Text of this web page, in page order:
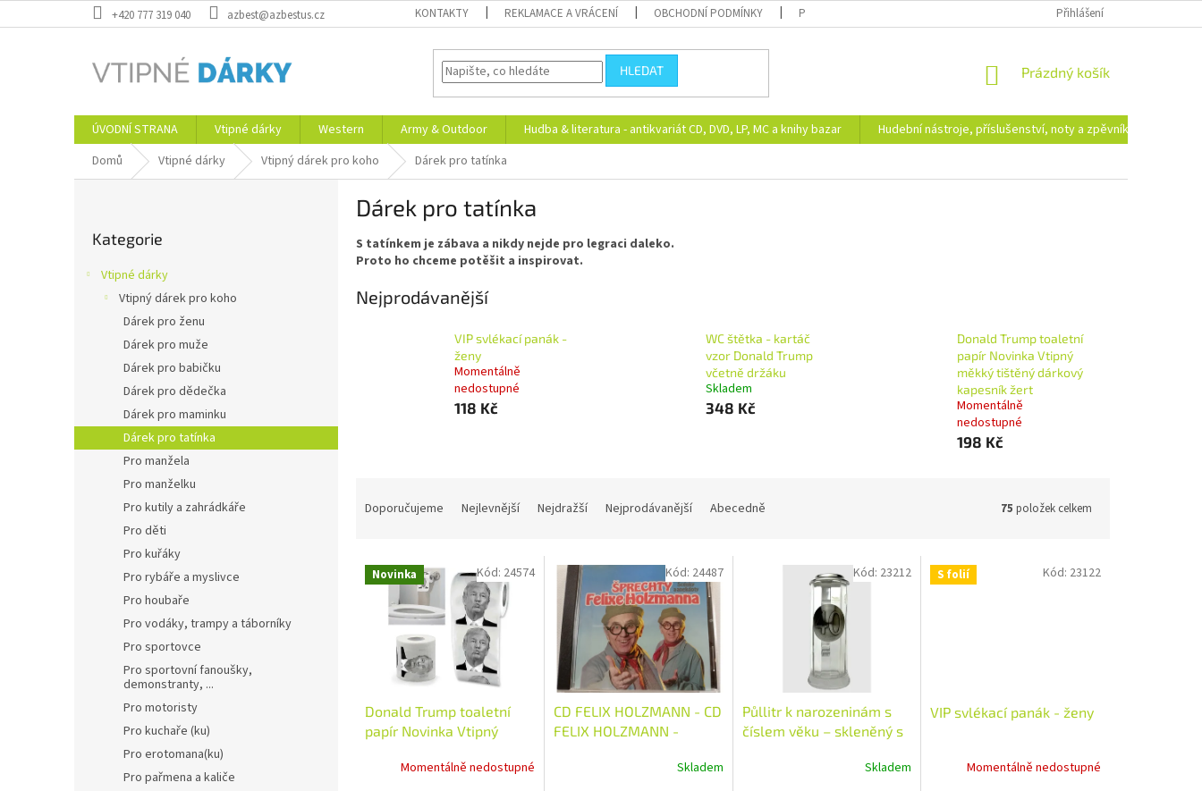
na
+420 777 319 040 azbest@azbestus.cz KONTAKTY REKLAMACE A VRÁCENÍ OBCHODNÍ PODMÍNKY PODMÍNKY OCHRANY OSOBNÍCH ÚDAJŮ DOPRAVA A PLATBA
Přihlášení
HLEDAT
NÁKUPNÍ
Prázdný košík
ÚVODNÍ STRANA Vtipné dárky Western Army & Outdoor Hudba & literatura - antikvariát CD, DVD, LP, MC a knihy bazar Hudební nástroje, příslušenství, noty a zpěvníky
Domů
Vtipné dárky Vtipný dárek pro koho Dárek pro tatínka
e
l
kategorie
Kategorie
Vtipné dárky
Vtipný dárek pro koho
Dárek pro ženu
Dárek pro muže
Dárek pro babičku
Dárek pro dědečka
Dárek pro maminku
Dárek pro tatínka
Pro manžela
Pro manželku
Pro kutily a zahrádkáře
Pro děti
Pro kuřáky
Pro rybáře a myslivce
Pro houbaře
Pro vodáky, trampy a táborníky
Pro sportovce
Pro sportovní fanoušky,
demonstranty, ...
Pro motoristy
Pro kuchaře (ku)
Pro erotomana(ku)
Pro pařmena a kaliče
Dárek pro tatínka
S tatínkem je zábava a nikdy nejde pro legraci daleko.
Proto ho chceme potěšit a inspirovat.
Nejprodávanější
VIP svlékací panák -
ženy
Momentálně
nedostupné
118 Kč
WC štětka - kartáč
vzor Donald Trump
včetně držáku
Skladem
348 Kč
Donald Trump toaletní
papír Novinka Vtipný
měkký tištěný dárkový
kapesník žert
Momentálně
nedostupné
198 Kč
n
Doporučujeme Nejlevnější Nejdražší Nejprodávanější Abecedně 75 položek celkem
V Novinka
Donald Trump toaletní
papír Novinka Vtipný
kapesník žert
Momentálně nedostupné
Kód: 24574
CD FELIX HOLZMANN - CD
FELIX HOLZMANN -
Skladem
Kód: 24487
Půllitr k narozeninám s
číslem věku – skleněný s
Skladem
Kód: 23212 S folií
VIP svlékací panák - ženy
Momentálně nedostupné
Kód: 23122